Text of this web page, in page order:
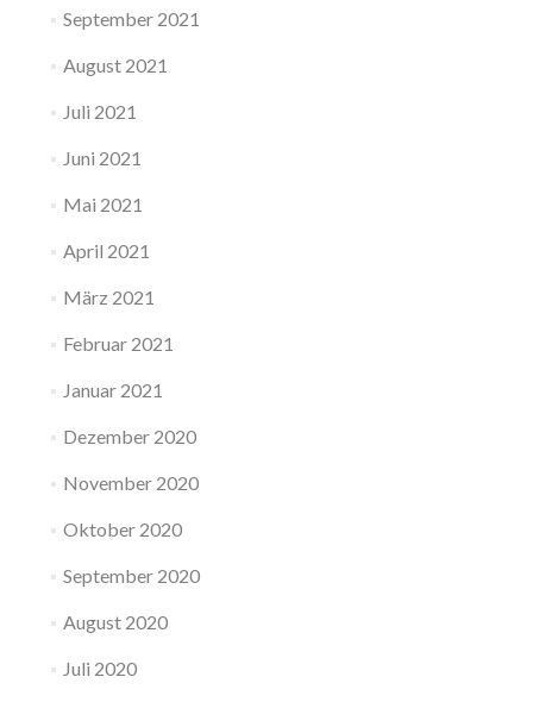
September 2021
August 2021
Juli 2021
Juni 2021
Mai 2021
April 2021
März 2021
Februar 2021
Januar 2021
Dezember 2020
November 2020
Oktober 2020
September 2020
August 2020
Juli 2020